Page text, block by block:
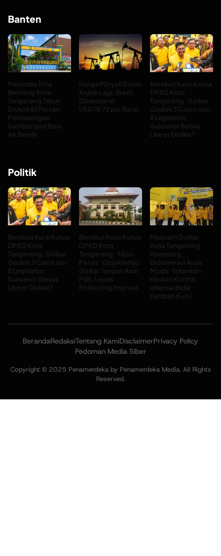
Banten
Perumda Tirta
Benteng Kota
Tangerang Tebar
Diskon 81 Persen
Pemasangan
Sambungan Baru
Air Bersih
Harga Minyak Dunia
Anjlok Lagi, Brent
Dibanderol
USD78,72 per Barel
Berebut Kursi Ketua
DPRD Kota
Tangerang: Golkar
Godok 3 Calon dari
8 Legislator,
Suksesor Bebas
Like or Dislike?
Politik
Berebut Kursi Ketua
DPRD Kota
Tangerang: Golkar
Godok 3 Calon dari
8 Legislator,
Suksesor Bebas
Like or Dislike?
Berebut Kursi Ketua
DPRD Kota
Tangerang: ‘Ujian
Panas’ Objektivitas
Golkar Jangan Asal
Pilih, Lepas
Politicking Internal!
Muscam Golkar
Kota Tangerang
Rampung,
Didominasi Anak
Muda: Tekankan
Hindari Konflik
Internal Bidik
Tambah Kursi
BerandaRedaksiTentang KamiDisclaimerPrivacy Policy
Pedoman Media Siber
Copyright © 2025 Penamerdeka by Penamerdeka Media. All Rights
Reserved.